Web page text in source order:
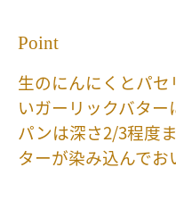
Point
生のにんにくとパ
いガーリックバタ
パンは深さ2/3程度
ターが染み込んでお